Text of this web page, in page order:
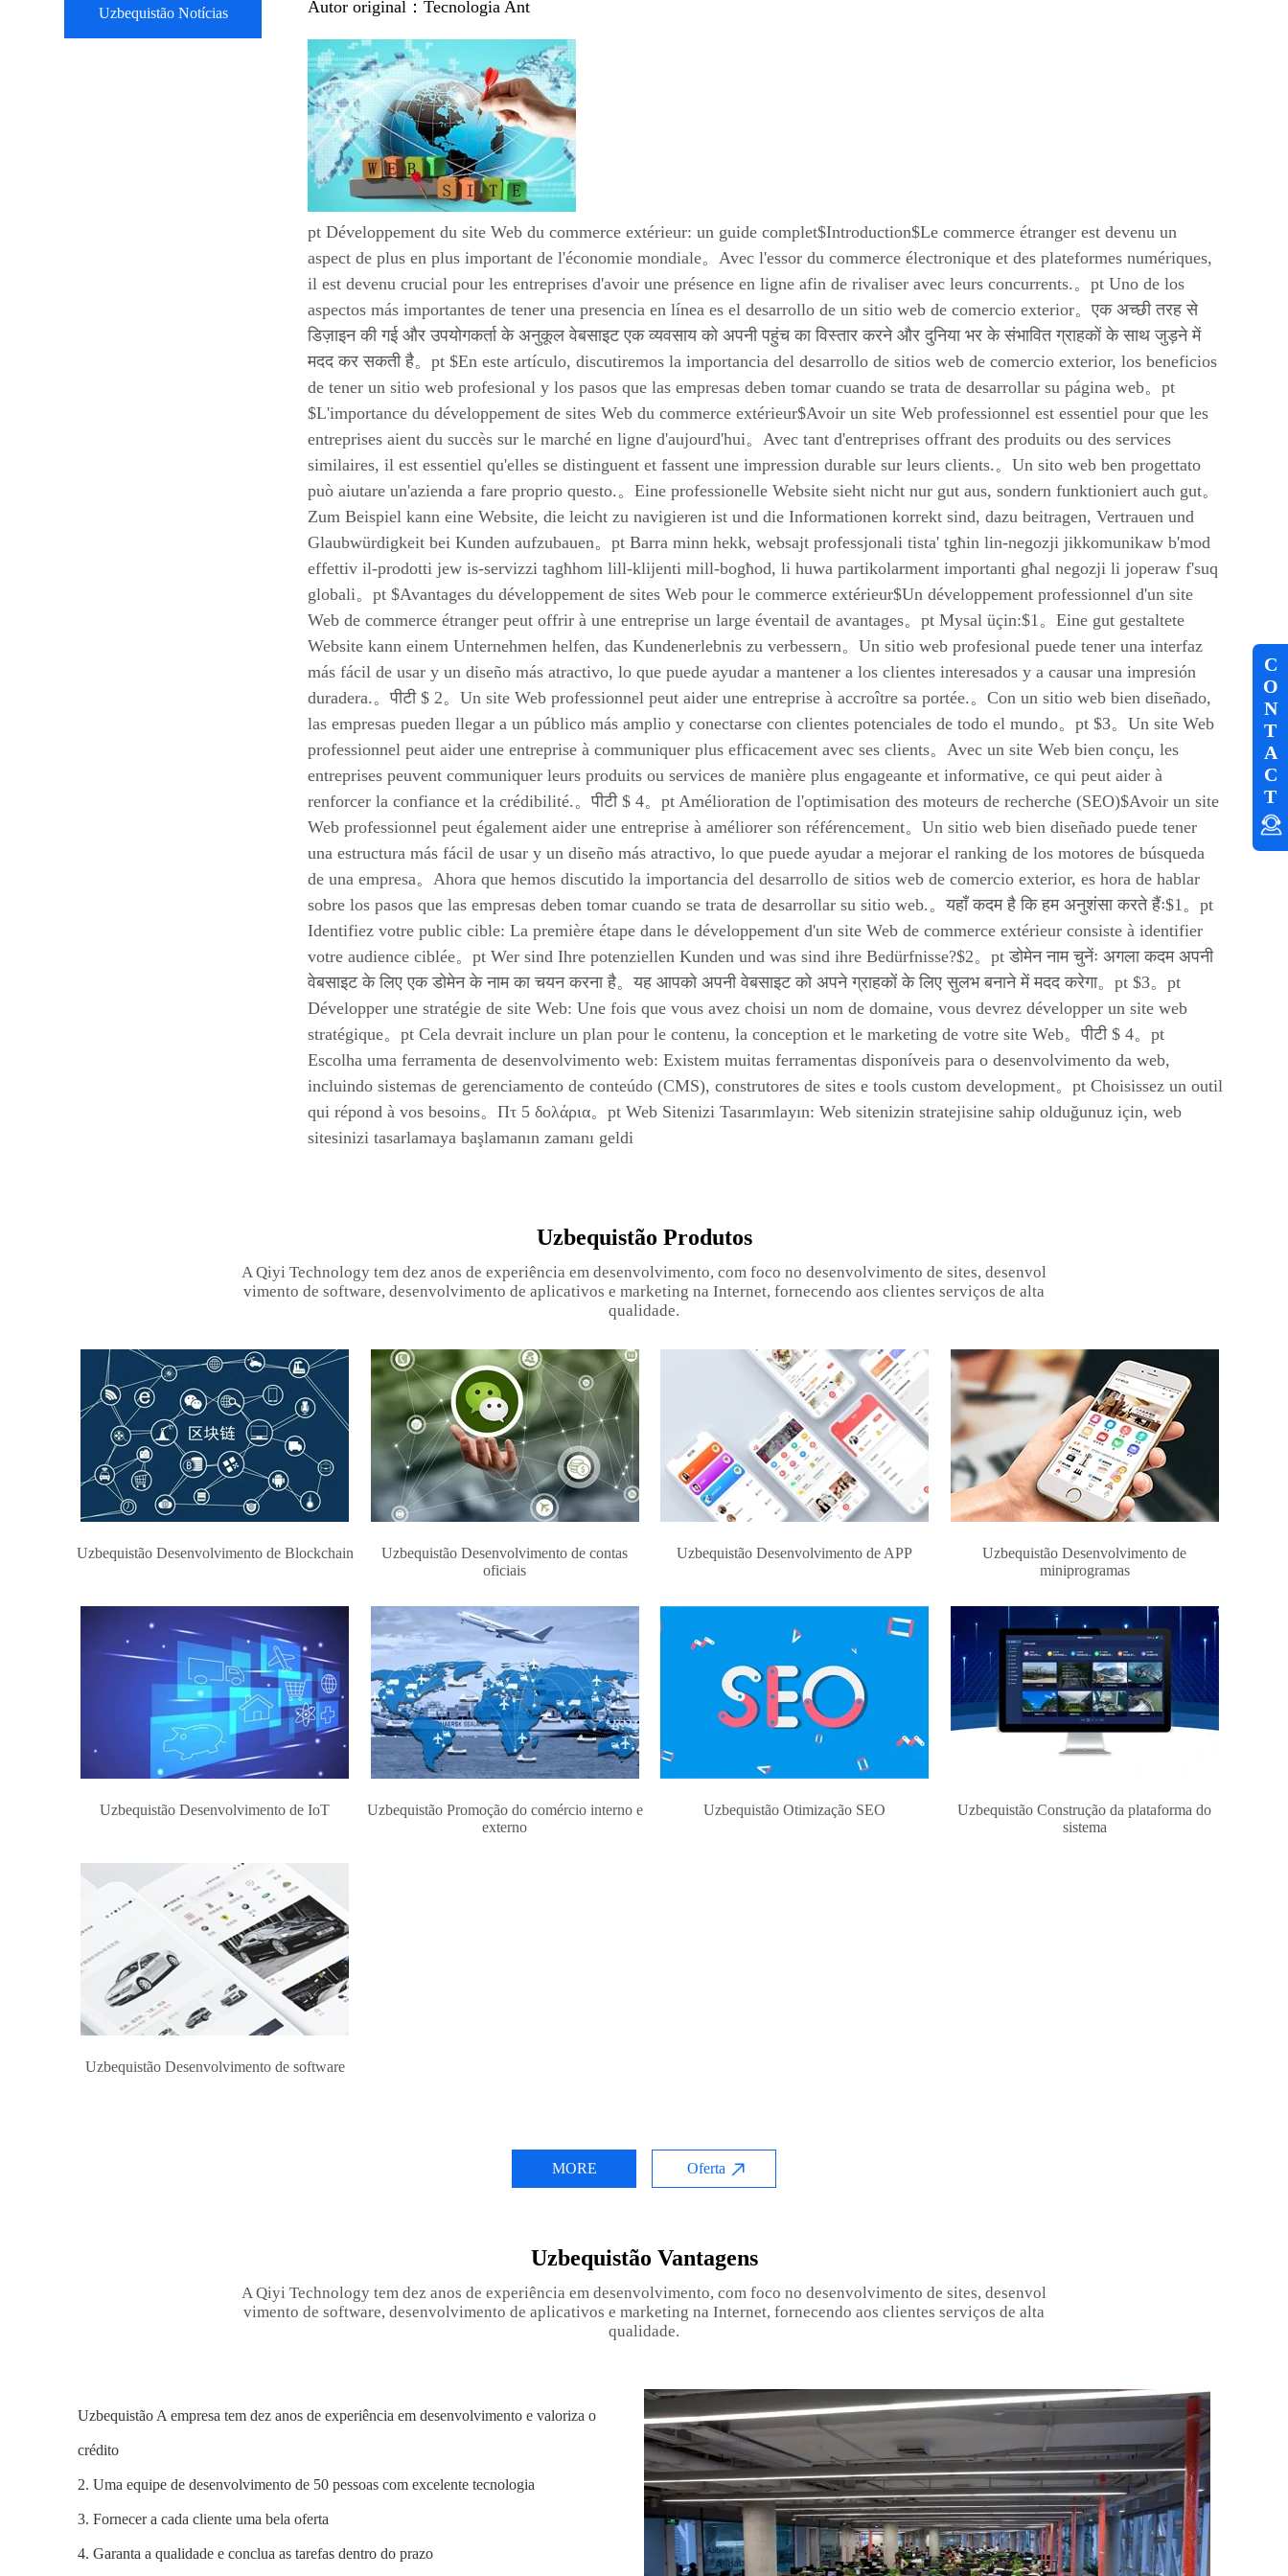
Uzbequistão Notícias Autor original：Tecnologia Ant
pt Développement du site Web du commerce extérieur: un guide complet$Introduction$Le commerce étranger est devenu un
aspect de plus en plus important de l'économie mondiale。Avec l'essor du commerce électronique et des plateformes numériques,
il est devenu crucial pour les entreprises d'avoir une présence en ligne afin de rivaliser avec leurs concurrents.。pt Uno de los
aspectos más importantes de tener una presencia en línea es el desarrollo de un sitio web de comercio exterior。एक अच्छी तरह से
डिज़ाइन की गई और उपयोगकर्ता के अनुकूल वेबसाइट एक व्यवसाय को अपनी पहुंच का विस्तार करने और दुनिया भर के संभावित ग्राहकों के साथ जुड़ने में
मदद कर सकती है。pt $En este artículo, discutiremos la importancia del desarrollo de sitios web de comercio exterior, los beneficios
de tener un sitio web profesional y los pasos que las empresas deben tomar cuando se trata de desarrollar su página web。pt
$L'importance du développement de sites Web du commerce extérieur$Avoir un site Web professionnel est essentiel pour que les
entreprises aient du succès sur le marché en ligne d'aujourd'hui。Avec tant d'entreprises offrant des produits ou des services
similaires, il est essentiel qu'elles se distinguent et fassent une impression durable sur leurs clients.。Un sito web ben progettato
può aiutare un'azienda a fare proprio questo.。Eine professionelle Website sieht nicht nur gut aus, sondern funktioniert auch gut。
Zum Beispiel kann eine Website, die leicht zu navigieren ist und die Informationen korrekt sind, dazu beitragen, Vertrauen und
Glaubwürdigkeit bei Kunden aufzubauen。pt Barra minn hekk, websajt professjonali tista' tgħin lin-negozji jikkomunikaw b'mod
effettiv il-prodotti jew is-servizzi tagħhom lill-klijenti mill-bogħod, li huwa partikolarment importanti għal negozji li joperaw f'suq
globali。pt $Avantages du développement de sites Web pour le commerce extérieur$Un développement professionnel d'un site
Web de commerce étranger peut offrir à une entreprise un large éventail de avantages。pt Mysal üçin:$1。Eine gut gestaltete
Website kann einem Unternehmen helfen, das Kundenerlebnis zu verbessern。Un sitio web profesional puede tener una interfaz
más fácil de usar y un diseño más atractivo, lo que puede ayudar a mantener a los clientes interesados y a causar una impresión
duradera.。पीटी $ 2。Un site Web professionnel peut aider une entreprise à accroître sa portée.。Con un sitio web bien diseñado,
las empresas pueden llegar a un público más amplio y conectarse con clientes potenciales de todo el mundo。pt $3。Un site Web
professionnel peut aider une entreprise à communiquer plus efficacement avec ses clients。Avec un site Web bien conçu, les
entreprises peuvent communiquer leurs produits ou services de manière plus engageante et informative, ce qui peut aider à
renforcer la confiance et la crédibilité.。पीटी $ 4。pt Amélioration de l'optimisation des moteurs de recherche (SEO)$Avoir un site
Web professionnel peut également aider une entreprise à améliorer son référencement。Un sitio web bien diseñado puede tener
una estructura más fácil de usar y un diseño más atractivo, lo que puede ayudar a mejorar el ranking de los motores de búsqueda
de una empresa。Ahora que hemos discutido la importancia del desarrollo de sitios web de comercio exterior, es hora de hablar
sobre los pasos que las empresas deben tomar cuando se trata de desarrollar su sitio web.。यहाँ कदम है कि हम अनुशंसा करते हैंः$1。pt
Identifiez votre public cible: La première étape dans le développement d'un site Web de commerce extérieur consiste à identifier
votre audience ciblée。pt Wer sind Ihre potenziellen Kunden und was sind ihre Bedürfnisse?$2。pt डोमेन नाम चुनेंः अगला कदम अपनी
वेबसाइट के लिए एक डोमेन के नाम का चयन करना है。यह आपको अपनी वेबसाइट को अपने ग्राहकों के लिए सुलभ बनाने में मदद करेगा。pt $3。pt
Développer une stratégie de site Web: Une fois que vous avez choisi un nom de domaine, vous devrez développer un site web
stratégique。pt Cela devrait inclure un plan pour le contenu, la conception et le marketing de votre site Web。पीटी $ 4。pt
Escolha uma ferramenta de desenvolvimento web: Existem muitas ferramentas disponíveis para o desenvolvimento da web,
incluindo sistemas de gerenciamento de conteúdo (CMS), construtores de sites e tools custom development。pt Choisissez un outil
qui répond à vos besoins。Πτ 5 δολάρια。pt Web Sitenizi Tasarımlayın: Web sitenizin stratejisine sahip olduğunuz için, web
sitesinizi tasarlamaya başlamanın zamanı geldi
Uzbequistão Produtos
A Qiyi Technology tem dez anos de experiência em desenvolvimento, com foco no desenvolvimento de sites, desenvol
vimento de software, desenvolvimento de aplicativos e marketing na Internet, fornecendo aos clientes serviços de alta
qualidade.
Uzbequistão Desenvolvimento de Blockchain
Uzbequistão Desenvolvimento de contas
oficiais
Uzbequistão Desenvolvimento de APP
Uzbequistão Desenvolvimento de
miniprogramas
Uzbequistão Desenvolvimento de IoT
Uzbequistão Promoção do comércio interno e
externo
Uzbequistão Otimização SEO
Uzbequistão Construção da plataforma do
sistema
Uzbequistão Desenvolvimento de software
MORE Oferta
Uzbequistão Vantagens
A Qiyi Technology tem dez anos de experiência em desenvolvimento, com foco no desenvolvimento de sites, desenvol
vimento de software, desenvolvimento de aplicativos e marketing na Internet, fornecendo aos clientes serviços de alta
qualidade.
Uzbequistão A empresa tem dez anos de experiência em desenvolvimento e valoriza o
crédito
2. Uma equipe de desenvolvimento de 50 pessoas com excelente tecnologia
3. Fornecer a cada cliente uma bela oferta
4. Garanta a qualidade e conclua as tarefas dentro do prazo
C
O
N
T
A
C
T